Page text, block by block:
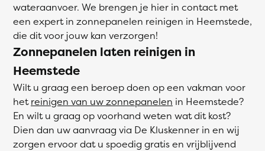
wateraanvoer. We brengen je hier in contact met
een expert in zonnepanelen reinigen in Heemstede,
die dit voor jouw kan verzorgen!
Zonnepanelen laten reinigen in
Heemstede
Wilt u graag een beroep doen op een vakman voor
hetreinigen van uw zonnepanelen in Heemstede?
En wilt u graag op voorhand weten wat dit kost?
Dien dan uw aanvraag via De Kluskenner in en wij
zorgen ervoor dat u spoedig gratis en vrijblijvend